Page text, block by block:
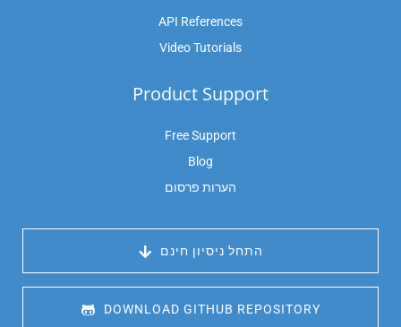
API References
Video Tutorials
Product Support
Free Support
Blog
הערות פרסום
התחל ניסיון חינם
DOWNLOAD GITHUB REPOSITORY